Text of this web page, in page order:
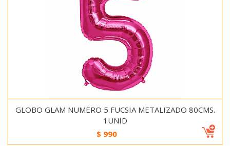
GLOBO GLAM NUMERO 5 FUCSIA METALIZADO 80CMS.
1UNID
$ 990